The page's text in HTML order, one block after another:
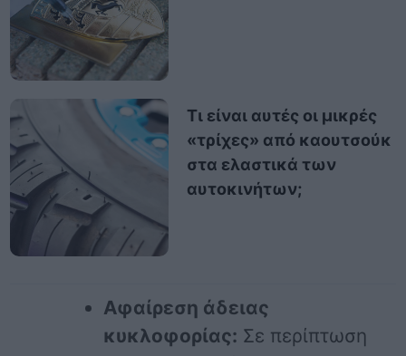
Τι είναι αυτές οι μικρές
«τρίχες» από καουτσούκ
στα ελαστικά των
αυτοκινήτων;
Αφαίρεση άδειας
κυκλοφορίας: Σε περίπτωση